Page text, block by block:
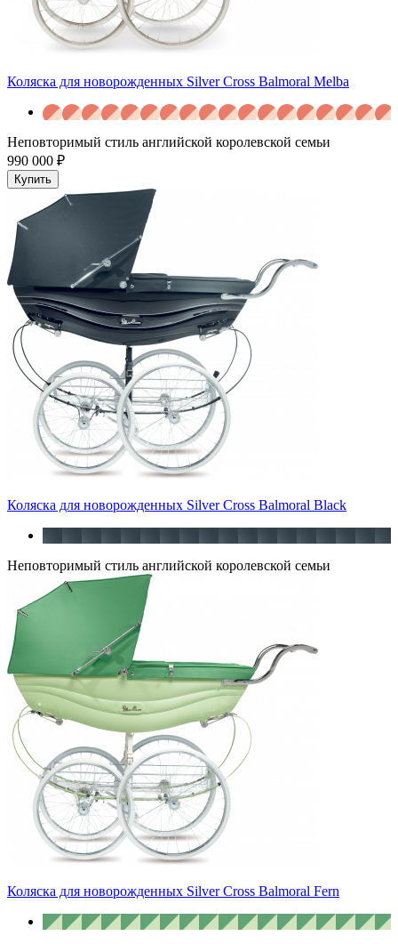
Коляска для новорожденных Silver Cross Balmoral Melba
Неповторимый стиль английской королевской семьи
990 000 ₽
Купить
Коляска для новорожденных Silver Cross Balmoral Black
Неповторимый стиль английской королевской семьи
Коляска для новорожденных Silver Cross Balmoral Fern